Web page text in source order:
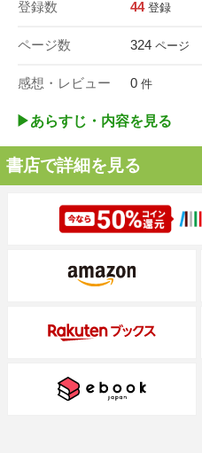
登録数 44 登録
ページ数 324 ページ
感想・レビュー 0 件
▶︎あらすじ・内容を見る
書店で詳細を見る